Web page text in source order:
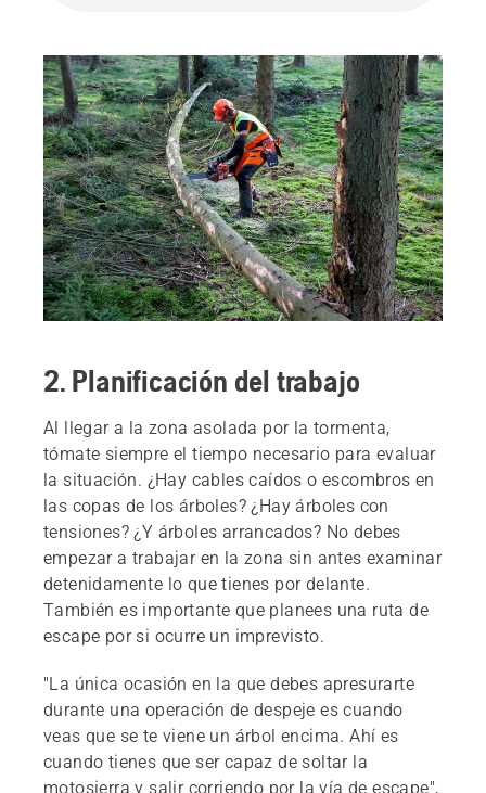
2. Planificación del trabajo
Al llegar a la zona asolada por la tormenta,
tómate siempre el tiempo necesario para evaluar
la situación. ¿Hay cables caídos o escombros en
las copas de los árboles? ¿Hay árboles con
tensiones? ¿Y árboles arrancados? No debes
empezar a trabajar en la zona sin antes examinar
detenidamente lo que tienes por delante.
También es importante que planees una ruta de
escape por si ocurre un imprevisto.
"La única ocasión en la que debes apresurarte
durante una operación de despeje es cuando
veas que se te viene un árbol encima. Ahí es
cuando tienes que ser capaz de soltar la
motosierra y salir corriendo por la vía de escape",